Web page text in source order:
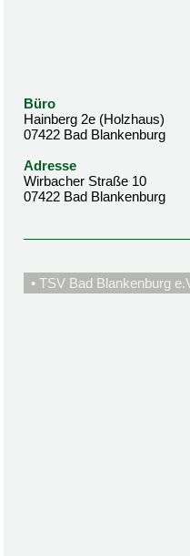
Büro
Hainberg 2e (Holzhaus)
07422 Bad Blankenburg
Adresse
Wirbacher Straße 10
07422 Bad Blankenburg
• TSV Bad Blankenburg